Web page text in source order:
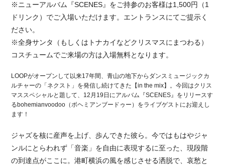
※ニューアルバム『SCENES』をご持参のお客様は1 ,500円（1
ドリンク）でご入場いただけます。エント ランスにてご提示く
ださい。
※全身サンタ（もしくはトナカイなどクリスマスにまつわる）
コスチュームでご来場の方は入場無料となります。
LOOPがオープンして以来17年間、青山の地下からダンスミュージックカ
ルチャーの「ネクスト」を発信し続けてきた【in the mix】。今回はクリス
マススペシャルと題して、12月 19日にアルバム『SCENES』をリリースす
るbohemianvoodoo（ボヘミアンブードゥー）をライ ブゲストにお迎えし
ます！
ジャズを核に産声を上げ、歩んできた彼ら。今ではもはやジャ
ンルにとらわれず「音楽」を自由に表現するに至った 、現段階
の到達点がここに。港町横浜の風を感じさせる洒脱で、哀愁と